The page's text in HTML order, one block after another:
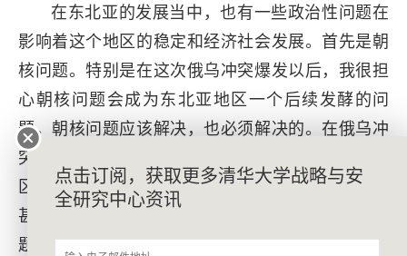
在东北亚的发展当中，也有一些政治性问题在
影响着这个地区的稳定和经济社会发展。首先是朝
核问题。特别是在这次俄乌冲突爆发以后，我很担
心朝核问题会成为东北亚地区一个后续发酵的问
题。朝核问题应该解决，也必须解决的。在俄乌冲
突背景之下，朝核问题如不解决，会成为东北亚地
区的一个地区性的问题，推动本地区的军备升级，
甚至会有核扩散之虞。东北亚地区还有一个台湾问
题。尽管在近期不会有太大变化，但从长远看终究
点击订阅，获取更多清华大学战略与安
全研究中心资讯